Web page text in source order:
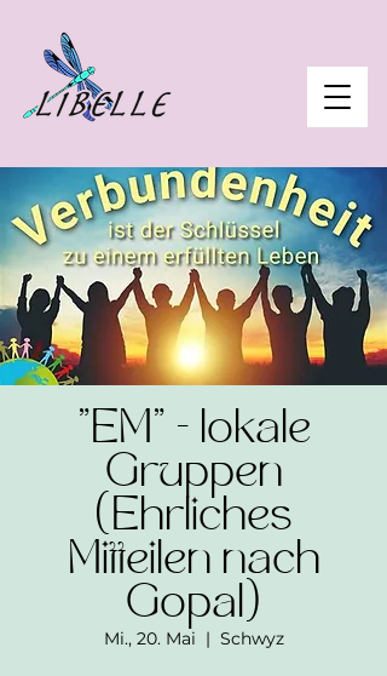
"EM" - lokale
Gruppen
(Ehrliches
Mitteilen nach
Gopal)
Mi., 20. Mai
  |
Schwyz